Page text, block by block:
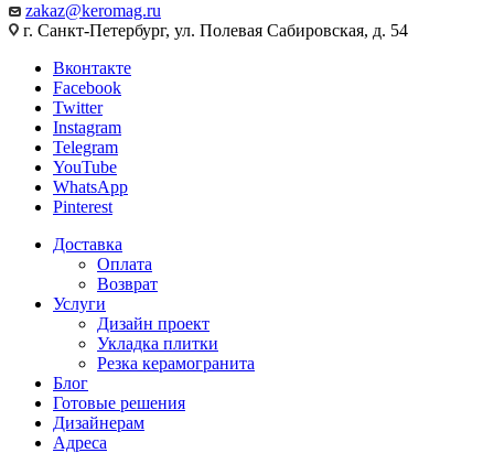
zakaz@keromag.ru
г. Санкт-Петербург, ул. Полевая Сабировская, д. 54
Вконтакте
Facebook
Twitter
Instagram
Telegram
YouTube
WhatsApp
Pinterest
Доставка
Оплата
Возврат
Услуги
Дизайн проект
Укладка плитки
Резка керамогранита
Блог
Готовые решения
Дизайнерам
Адреса